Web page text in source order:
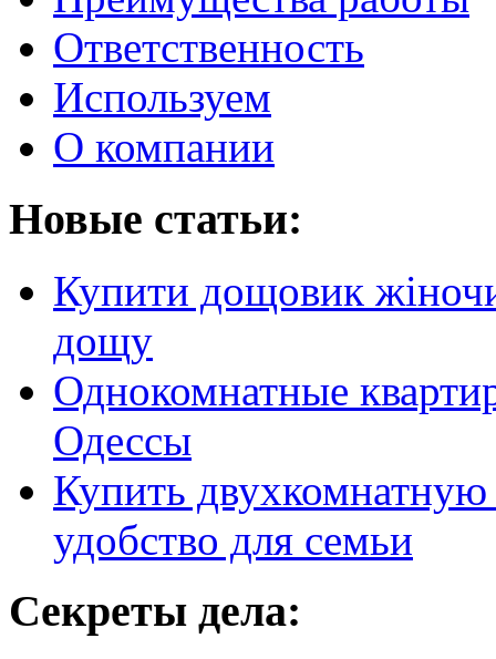
Ответственность
Используем
О компании
Новые статьи:
Купити дощовик
дощу
Однокомнатные
Одессы
Купить
удобство для семьи
Секреты дела: